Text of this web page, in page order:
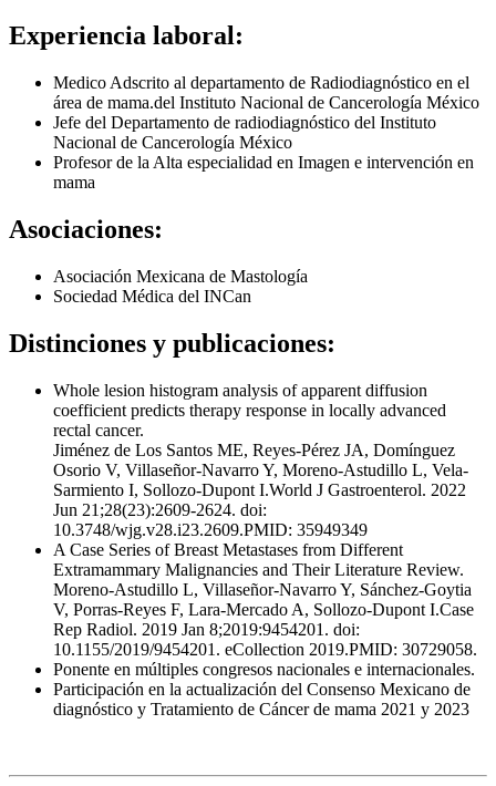
Experiencia laboral:
Medico Adscrito al departamento de Radiodiagnóstico en el
área de mama.del Instituto Nacional de Cancerología México
Jefe del Departamento de radiodiagnóstico del Instituto
Nacional de Cancerología México
Profesor de la Alta especialidad en Imagen e intervención en
mama
Asociaciones:
Asociación Mexicana de Mastología
Sociedad Médica del INCan
Distinciones y publicaciones:
Whole lesion histogram analysis of apparent diffusion
coefficient predicts therapy response in locally advanced
rectal cancer.
Jiménez de Los Santos ME, Reyes-Pérez JA, Domínguez
Osorio V, Villaseñor-Navarro Y, Moreno-Astudillo L, Vela-
Sarmiento I, Sollozo-Dupont I.World J Gastroenterol. 2022
Jun 21;28(23):2609-2624. doi:
10.3748/wjg.v28.i23.2609.PMID: 35949349
A Case Series of Breast Metastases from Different
Extramammary Malignancies and Their Literature Review.
Moreno-Astudillo L, Villaseñor-Navarro Y, Sánchez-Goytia
V, Porras-Reyes F, Lara-Mercado A, Sollozo-Dupont I.Case
Rep Radiol. 2019 Jan 8;2019:9454201. doi:
10.1155/2019/9454201. eCollection 2019.PMID: 30729058.
Ponente en múltiples congresos nacionales e internacionales.
Participación en la actualización del Consenso Mexicano de
diagnóstico y Tratamiento de Cáncer de mama 2021 y 2023